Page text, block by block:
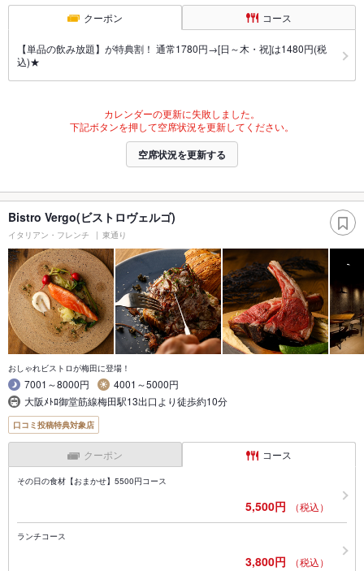
クーポン コース
【単品の飲み放題】が特典割！ 通常1780円→[日～木・祝]は1480円(税
込)★
カレンダーの更新に失敗しました。
下記ボタンを押して空席状況を更新してください。
空席状況を更新する
Bistro Vergo(ビストロヴェルゴ)
イタリアン・フレンチ 東通り
おしゃれビストロが梅田に登場！
7001～8000円
4001～5000円
大阪ﾒﾄﾛ御堂筋線梅田駅13出口より徒歩約10分
口コミ投稿特典対象店
クーポン コース
その日の食材【おまかせ】5500円コース
5,500円 （税込）
ランチコース
3,800円 （税込）